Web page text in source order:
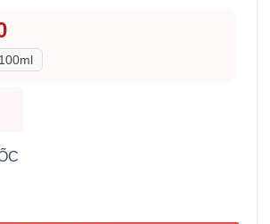
100ml
Hebora – Enrich Damask Rose Water